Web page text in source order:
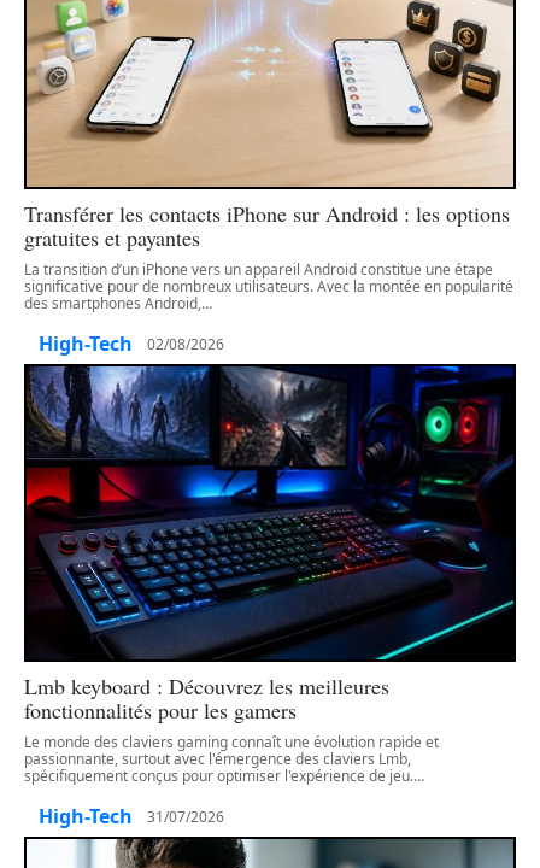
Transférer les contacts iPhone sur Android : les options
gratuites et payantes
La transition d’un iPhone vers un appareil Android constitue une étape
significative pour de nombreux utilisateurs. Avec la montée en popularité
des smartphones Android,…
High-Tech 02/08/2026
Lmb keyboard : Découvrez les meilleures
fonctionnalités pour les gamers
Le monde des claviers gaming connaît une évolution rapide et
passionnante, surtout avec l'émergence des claviers Lmb,
spécifiquement conçus pour optimiser l'expérience de jeu.…
High-Tech 31/07/2026